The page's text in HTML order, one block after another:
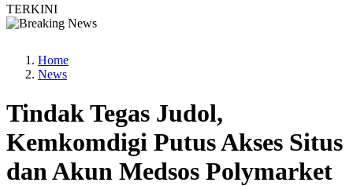
TERKINI
Home
News
Tindak Tegas Judol,
Kemkomdigi Putus Akses Situs
dan Akun Medsos Polymarket